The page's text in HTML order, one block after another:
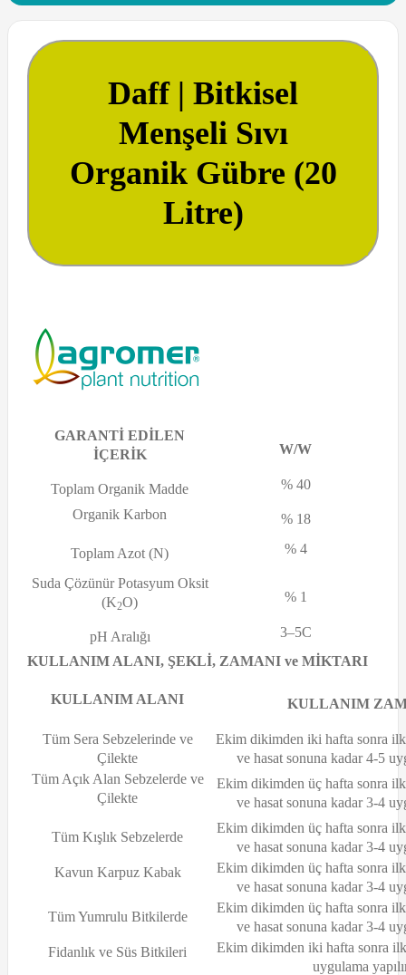
Daff | Bitkisel
Menşeli Sıvı
Organik Gübre (20
Litre)
GARANTİ EDİLEN
İÇERİK
W/W
Toplam Organik Madde
% 40
Organik Karbon
% 18
Toplam Azot (N) % 4
Suda Çözünür Potasyum Oksit
(K2O) % 1
pH Aralığı
3–5C
KULLANIM ALANI, ŞEKLİ, ZAMANI ve MİKTARI
KULLANIM ALANI KULLANIM
Tüm Sera Sebzelerinde ve
Çilekte
Ekim dikimden iki hafta sonra ilk
ve hasat sonuna kadar 4-5
Tüm Açık Alan Sebzelerde ve
Çilekte
Ekim dikimden üç hafta sonra ilk
ve hasat sonuna kadar 3-4
Tüm Kışlık Sebzelerde
Ekim dikimden üç hafta sonra ilk
ve hasat sonuna kadar 3-4
Kavun Karpuz Kabak
Ekim dikimden üç hafta sonra ilk
ve hasat sonuna kadar 3-4
Tüm Yumrulu Bitkilerde
Ekim dikimden üç hafta sonra ilk
ve hasat sonuna kadar 3-4
Fidanlık ve Süs Bitkileri
Ekim dikimden iki hafta sonra ilk
uygulama